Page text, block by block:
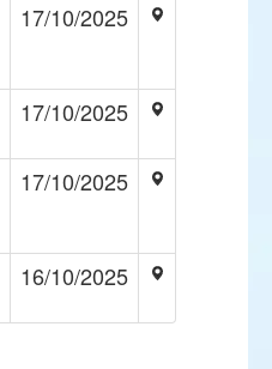
17/10/2025
17/10/2025
17/10/2025
16/10/2025